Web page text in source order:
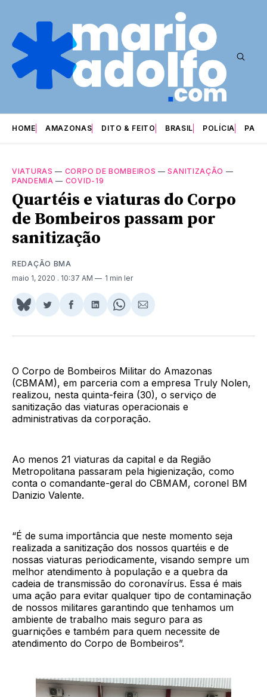
HOME AMAZONAS DITO & FEITO BRASIL POLÍCIA
VIATURAS — CORPO DE BOMBEIROS —SANITIZAÇÃO —
PANDEMIA — COVID-19
Quartéis e viaturas do Corpo
de Bombeiros passam por
sanitização
REDAÇÃO BMA
maio 1, 2020 . 10:37 AM 1 min ler
Share
BlueSky
Compartilhar
Twitter
Compartilhar
Facebook
Compartilhar
LinkedIn
Share
WhatsApp
Compartilhar
Email
O Corpo de Bombeiros Militar do Amazonas
(CBMAM), em parceria com a empresa Truly Nolen,
realizou, nesta quinta-feira (30), o serviço de
sanitização das viaturas operacionais e
administrativas da corporação.
Ao menos 21 viaturas da capital e da Região
Metropolitana passaram pela higienização, como
conta o comandante-geral do CBMAM, coronel BM
Danizio Valente.
“É de suma importância que neste momento seja
realizada a sanitização dos nossos quartéis e de
nossas viaturas periodicamente, visando sempre um
melhor atendimento à população e a quebra da
cadeia de transmissão do coronavírus. Essa é mais
uma ação para evitar qualquer tipo de contaminação
de nossos militares garantindo que tenhamos um
ambiente de trabalho mais seguro para as
guarnições e também para quem necessite de
atendimento do Corpo de Bombeiros”.